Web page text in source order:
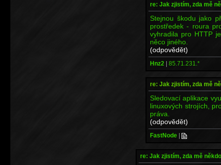
re: Jak zjistím, zda mě
Stejnou škodu jako
prostředek - roura
vyhradila pro HTTP
něco jiného.
(odpovědět)
Hnz2 | 85.71.231.*
re: Jak zjistím, zda mě
Sledovací aplikace
linuxových strojích,
práva.
(odpovědět)
FastNode |
re: Jak zjistím, zda mě